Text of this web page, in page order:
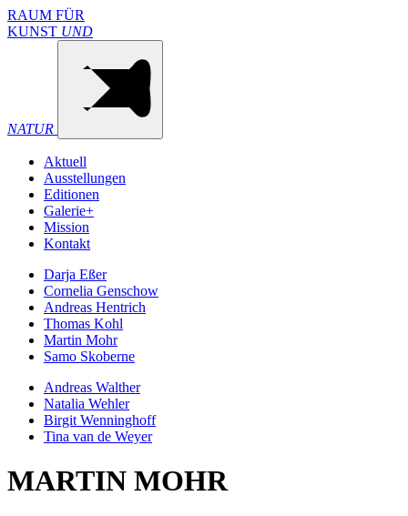
RAUM FÜR
KUNST UND
NATUR
Aktuell
Ausstellungen
Editionen
Galerie+
Mission
Kontakt
Darja Eßer
Cornelia Genschow
Andreas Hentrich
Thomas Kohl
Martin Mohr
Samo Skoberne
Andreas Walther
Natalia Wehler
Birgit Wenninghoff
Tina van de Weyer
MARTIN MOHR